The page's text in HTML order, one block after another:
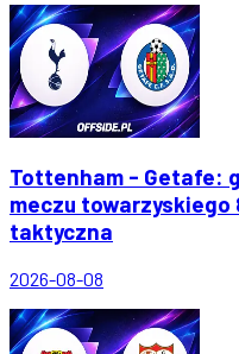
Tottenham - Getafe:
meczu towarzyskiego
taktyczna
2026-08-08